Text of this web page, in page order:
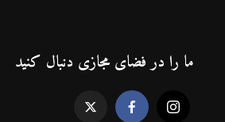
ما را در فضای مجازی دنبال کنید